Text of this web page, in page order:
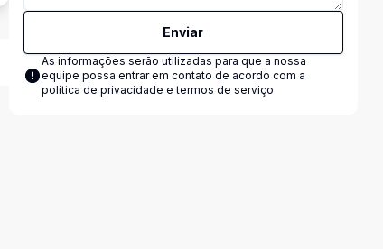
Enviar
As informações serão utilizadas para que a nossa
equipe possa entrar em contato de acordo com a
política de privacidade e termos de serviço